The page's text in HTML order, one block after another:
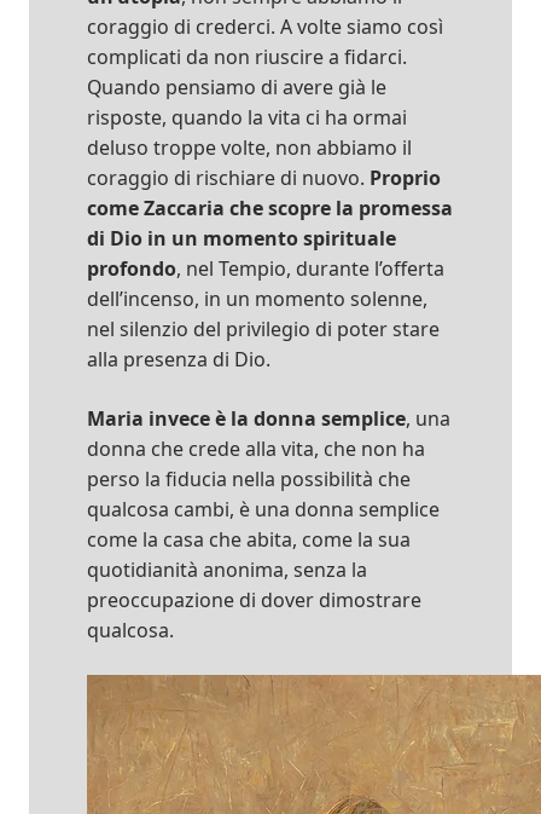
coraggio di crederci. A volte siamo così
complicati da non riuscire a fidarci.
Quando pensiamo di avere già le
risposte, quando la vita ci ha ormai
deluso troppe volte, non abbiamo il
coraggio di rischiare di nuovo. Proprio
come Zaccaria che scopre la promessa
di Dio in un momento spirituale
profondo, nel Tempio, durante l’offerta
dell’incenso, in un momento solenne,
nel silenzio del privilegio di poter stare
alla presenza di Dio.
Maria invece è la donna semplice, una
donna che crede alla vita, che non ha
perso la fiducia nella possibilità che
qualcosa cambi, è una donna semplice
come la casa che abita, come la sua
quotidianità anonima, senza la
preoccupazione di dover dimostrare
qualcosa.